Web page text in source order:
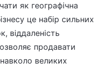
як географічна
це набір сильних
віддаленість
продавати
великих